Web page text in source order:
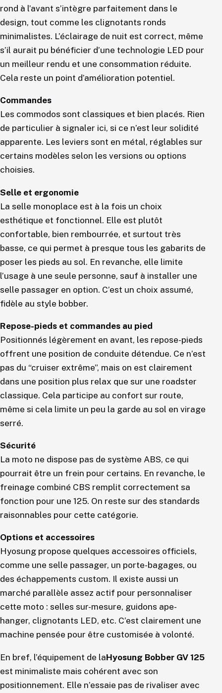
rond à l’avant s’intègre parfaitement dans le
design, tout comme les clignotants ronds
minimalistes. L’éclairage de nuit est correct, même
s’il aurait pu bénéficier d’une technologie LED pour
un meilleur rendu et une consommation réduite.
Cela reste un point d’amélioration potentiel.
Commandes
Les commodos sont classiques et bien placés. Rien
de particulier à signaler ici, si ce n’est leur solidité
apparente. Les leviers sont en métal, réglables sur
certains modèles selon les versions ou options
choisies.
Selle et ergonomie
La selle monoplace est à la fois un choix
esthétique et fonctionnel. Elle est plutôt
confortable, bien rembourrée, et surtout très
basse, ce qui permet à presque tous les gabarits de
poser les pieds au sol. En revanche, elle limite
l’usage à une seule personne, sauf à installer une
selle passager en option. C’est un choix assumé,
fidèle au style bobber.
Repose-pieds et commandes au pied
Positionnés légèrement en avant, les repose-pieds
offrent une position de conduite détendue. Ce n’est
pas du “cruiser extrême”, mais on est clairement
dans une position plus relax que sur une roadster
classique. Cela participe au confort sur route,
même si cela limite un peu la garde au sol en virage
serré.
Sécurité
La moto ne dispose pas de système ABS, ce qui
pourrait être un frein pour certains. En revanche, le
freinage combiné CBS remplit correctement sa
fonction pour une 125. On reste sur des standards
raisonnables pour cette catégorie.
Options et accessoires
Hyosung propose quelques accessoires officiels,
comme une selle passager, un porte-bagages, ou
des échappements custom. Il existe aussi un
marché parallèle assez actif pour personnaliser
cette moto : selles sur-mesure, guidons ape-
hanger, clignotants LED, etc. C’est clairement une
machine pensée pour être customisée à volonté.
En bref, l’équipement de laHyosung Bobber GV 125
est minimaliste mais cohérent avec son
positionnement. Elle n’essaie pas de rivaliser avec